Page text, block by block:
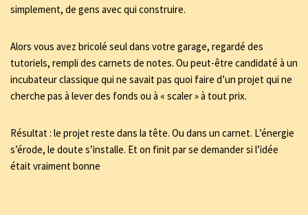
simplement, de gens avec qui construire.
Alors vous avez bricolé seul dans votre garage, regardé des
tutoriels, rempli des carnets de notes. Ou peut-être candidaté à un
incubateur classique qui ne savait pas quoi faire d’un projet qui ne
cherche pas à lever des fonds ou à « scaler » à tout prix.
Résultat : le projet reste dans la tête. Ou dans un carnet. L’énergie
s’érode, le doute s’installe. Et on finit par se demander si l’idée
était vraiment bonne